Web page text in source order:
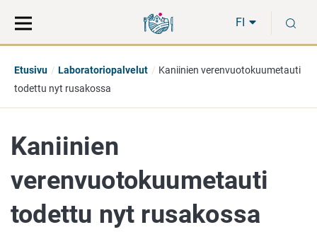
suoraan
sisältöön
koko
sivuston
FI
Etusivu Laboratoriopalvelut
Kaniinien verenvuotokuumetauti
todettu nyt rusakossa
Kaniinien
verenvuotokuumetauti
todettu nyt rusakossa